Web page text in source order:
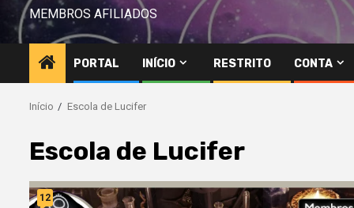
MEMBROS AFILIADOS
PORTAL INÍCIO RESTRITO CONTA
Início Escola de Lucifer
Escola de Lucifer
12